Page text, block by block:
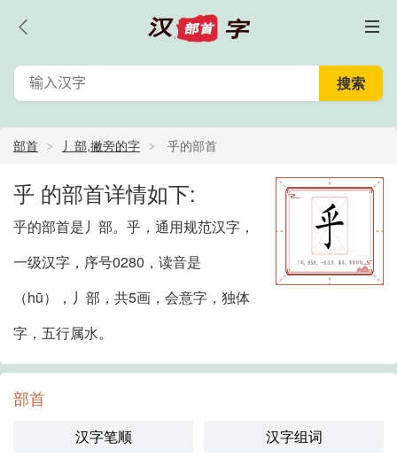
部首 丿部,撇旁的字 乎的部首
乎 的部首详情如下:
乎的部首是丿部。乎，通用规范汉字，
一级汉字，序号0280，读音是
（hū），丿部，共5画，会意字，独体
字，五行属水。
部首
汉字笔顺 汉字组词